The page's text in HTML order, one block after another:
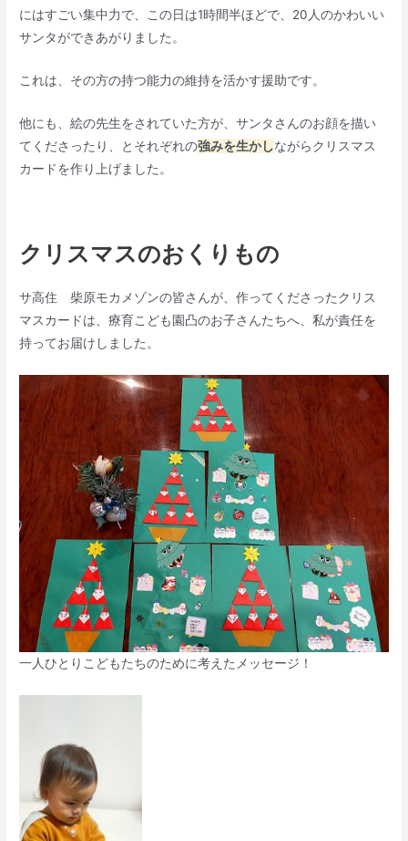
にはすごい集中力で、この日は1時間半ほどで、20人のかわいい
サンタができあがりました。
これは、その方の持つ能力の維持を活かす援助です。
他にも、絵の先生をされていた方が、サンタさんのお顔を描い
てくださったり、とそれぞれの強みを生かしながらクリスマス
カードを作り上げました。
クリスマスのおくりもの
サ高住 柴原モカメゾンの皆さんが、作ってくださったクリス
マスカードは、療育こども園凸のお子さんたちへ、私が責任を
持ってお届けしました。
一人ひとりこどもたちのために考えたメッセージ！